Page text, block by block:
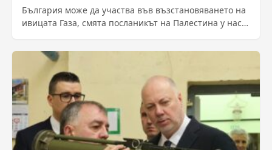
България може да участва във възстановяването на
ивицата Газа, смята посланикът на Палестина у нас